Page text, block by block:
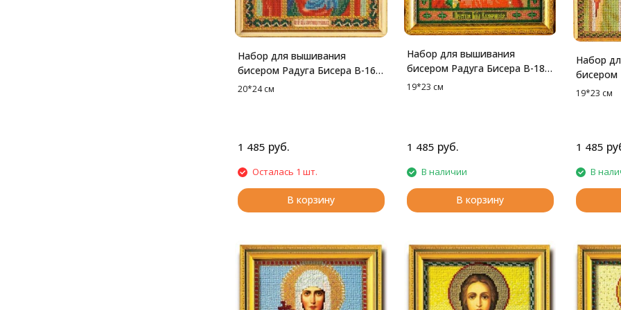
Набор для вышивания
бисером Радуга Бисера В-169
Богородица Споручница
20*24 см
1 485 руб.
Осталась 1 шт.
В корзину
Набор для вышивания
бисером Радуга Бисера В-183
Касперовская Богородица,
19*23 см
1 485 руб.
В наличии
В корзину
Набор
бисером
Св.
19*23 см
1 485
В